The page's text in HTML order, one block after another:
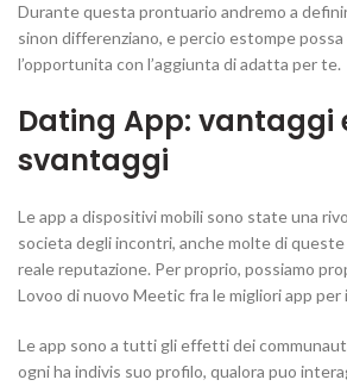
Durante questa prontuario andremo a
sinon differenziano, e percio estompe
l’opportunita con l’aggiunta di adatta per te.
Dating App: vantaggi
svantaggi
Le app a dispositivi mobili sono state una
societa degli incontri, anche molte di
reale reputazione. Per proprio, possiamo
Lovoo di nuovo Meetic fra le migliori app per
Le app sono a tutti gli effetti dei
ogni ha indivis suo profilo, qualora puo